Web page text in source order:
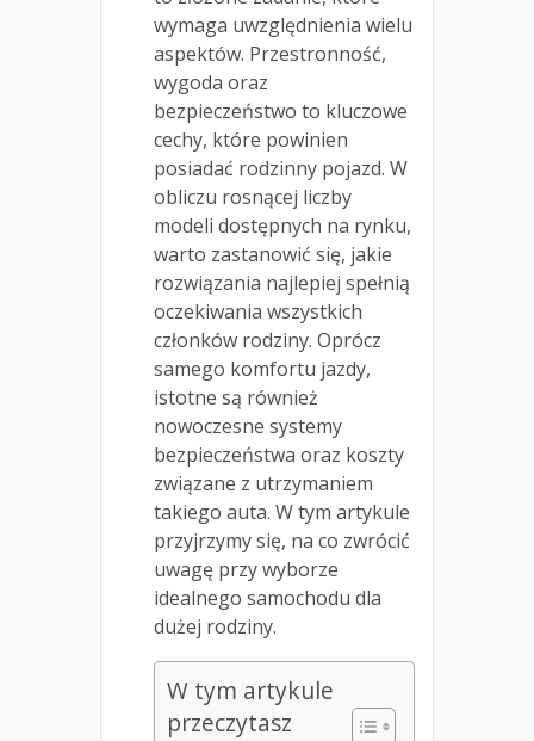
wymaga uwzględnienia wielu
aspektów. Przestronność,
wygoda oraz
bezpieczeństwo to kluczowe
cechy, które powinien
posiadać rodzinny pojazd. W
obliczu rosnącej liczby
modeli dostępnych na rynku,
warto zastanowić się, jakie
rozwiązania najlepiej spełnią
oczekiwania wszystkich
członków rodziny. Oprócz
samego komfortu jazdy,
istotne są również
nowoczesne systemy
bezpieczeństwa oraz koszty
związane z utrzymaniem
takiego auta. W tym artykule
przyjrzymy się, na co zwrócić
uwagę przy wyborze
idealnego samochodu dla
dużej rodziny.
W tym artykule
przeczytasz